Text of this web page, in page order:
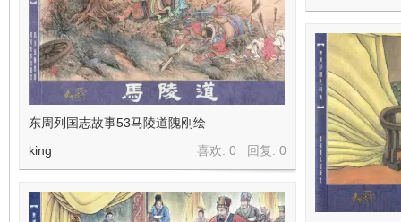
东周列国志故事53马陵道隗刚绘
喜欢: 0 回复: 0
king